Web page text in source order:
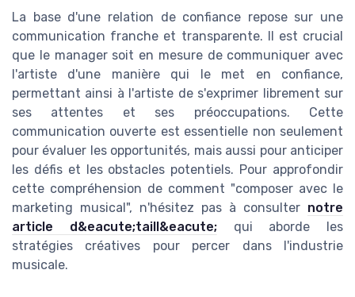
La base d'une relation de confiance repose sur une
communication franche et transparente. Il est crucial
que le manager soit en mesure de communiquer avec
l'artiste d'une manière qui le met en confiance,
permettant ainsi à l'artiste de s'exprimer librement sur
ses attentes et ses préoccupations. Cette
communication ouverte est essentielle non seulement
pour évaluer les opportunités, mais aussi pour anticiper
les défis et les obstacles potentiels. Pour approfondir
cette compréhension de comment "composer avec le
marketing musical", n'hésitez pas à consulter notre
article d&eacute;taill&eacute;qui aborde les
stratégies créatives pour percer dans l'industrie
musicale.